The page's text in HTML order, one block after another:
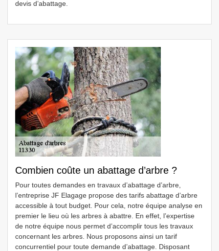
devis d’abattage.
Combien coûte un abattage d’arbre ?
Pour toutes demandes en travaux d’abattage d’arbre,
l’entreprise JF Elagage propose des tarifs abattage d’arbre
accessible à tout budget. Pour cela, notre équipe analyse en
premier le lieu où les arbres à abattre. En effet, l’expertise
de notre équipe nous permet d’accomplir tous les travaux
concernant les arbres. Nous proposons ainsi un tarif
concurrentiel pour toute demande d’abattage. Disposant